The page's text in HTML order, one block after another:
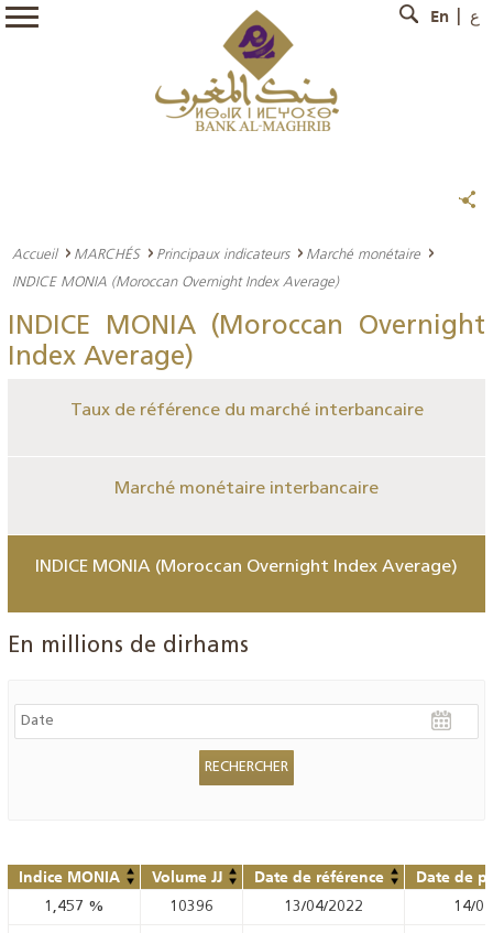
En ع
Accueil MARCHÉS Principaux indicateurs
Marché monétaire
INDICE MONIA (Moroccan Overnight Index Average)
INDICE MONIA (Moroccan Overnight
Index Average)
Taux de référence du marché interbancaire
Marché monétaire interbancaire
INDICE MONIA (Moroccan Overnight Index Average)
En millions de dirhams
Indice MONIA Volume JJ Date de référence Date de
1,457 % 10396 13/04/2022 14/